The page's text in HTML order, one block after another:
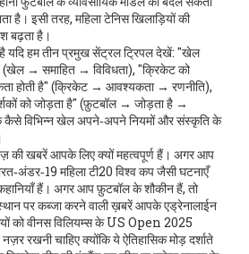
है। इसी तरह, महिला टेनिस खिलाड़ियों की
बढ़ता है।
यदि हम तीन प्रमुख सेंट्रल ट्रिपल देखें: "खेल
(खेल → समाहित → विविधता), "क्रिकेट को
होती है" (क्रिकेट → आवश्यकता → रणनीति),
को जोड़ता है" (फ़ुटबॉल → जोड़ता है →
कैसे विभिन्न खेल अपने‑अपने नियमों और संस्कृति के
की खबरें आपके लिए क्यों महत्वपूर्ण हैं। अगर आप
महिला टी20 विश्व कप जैसी घटनाएँ
हैं। अगर आप फ़ुटबॉल के शौकीन हैं, तो
स्थान पर कब्जा करने वाली ख़बरें आपके एड्रेनालाईन
को वीनस विलियम्स के US Open 2025
रखनी चाहिए क्योंकि ये ऐतिहासिक मोड़ दर्शाते